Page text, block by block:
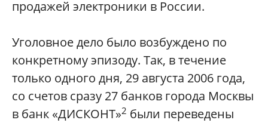
продажей электроники в России.
Уголовное дело было возбуждено по
конкретному эпизоду. Так, в течение
только одного дня, 29 августа 2006 года,
со счетов сразу 27 банков города Москвы
в банк «ДИСКОНТ»2 были переведены